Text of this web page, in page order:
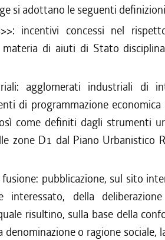
si adottano le seguenti
incentivi concessi nel
materia di aiuti di Stato
agglomerati industriali di
di programmazione
come definiti dagli strumenti
zone D1 dal Piano Urbanistico
pubblicazione, sul sito
interessato, della
risultino, sulla base della
denominazione o ragione sociale,